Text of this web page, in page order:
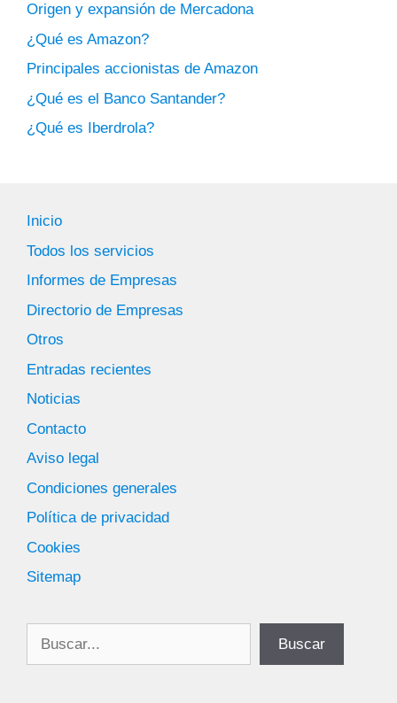
Origen y expansión de Mercadona
¿Qué es Amazon?
Principales accionistas de Amazon
¿Qué es el Banco Santander?
¿Qué es Iberdrola?
Inicio
Todos los servicios
Informes de Empresas
Directorio de Empresas
Otros
Entradas recientes
Noticias
Contacto
Aviso legal
Condiciones generales
Política de privacidad
Cookies
Sitemap
Buscar